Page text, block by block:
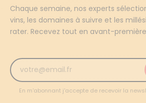
Chaque semaine, nos experts
vins, les domaines à suivre et les
rater. Recevez tout en avant-
En m'abonnant j'accepte de recevoir la